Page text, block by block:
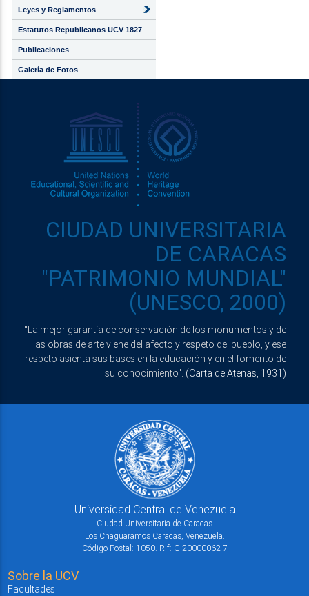
Leyes y Reglamentos
Estatutos Republicanos UCV 1827
Publicaciones
Galería de Fotos
CIUDAD UNIVERSITARIA
DE CARACAS
"PATRIMONIO MUNDIAL"
(UNESCO, 2000)
"La mejor garantía de conservación de los monumentos y de
las obras de arte viene del afecto y respeto del pueblo, y ese
respeto asienta sus bases en la educación y en el fomento de
su conocimiento". (Carta de Atenas, 1931)
Universidad Central de Venezuela
Ciudad Universitaria de Caracas
Los Chaguaramos Caracas, Venezuela.
Código Postal: 1050. Rif: G-20000062-7
Sobre la UCV
Facultades